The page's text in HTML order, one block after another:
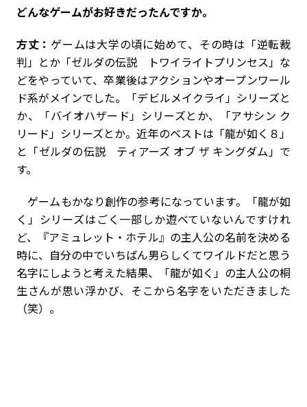
――どんなゲームがお好きだったんですか。
方丈： ゲームは大学の頃に始めて、その時は「逆転裁
判」とか「ゼルダの伝説 トワイライトプリンセス」な
どをやっていて、卒業後はアクションやオープンワール
ド系がメインでした。「デビルメイクライ」シリーズと
か、「バイオハザード」シリーズとか、「アサシン ク
リード」シリーズとか。近年のベストは「龍が如く８」
と「ゼルダの伝説 ティアーズ オブ ザ キングダム」で
す。
ゲームもかなり創作の参考になっています。「龍が如
く」シリーズはごく一部しか遊べていないんですけれ
ど、『アミュレット・ホテル』の主人公の名前を決める
時に、自分の中でいちばん男らしくてワイルドだと思う
名字にしようと考えた結果、「龍が如く」の主人公の桐
生さんが思い浮かび、そこから名字をいただきました
（笑）。